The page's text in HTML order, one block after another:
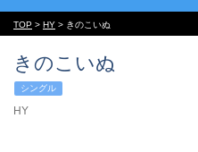
TOP > HY > きのこいぬ
きのこいぬ
シングル
HY